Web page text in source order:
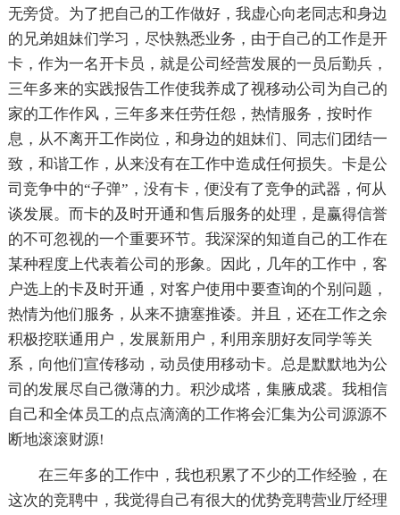
无旁贷。为了把自己的工作做好，我虚心向老同志和身边
的兄弟姐妹们学习，尽快熟悉业务，由于自己的工作是开
卡，作为一名开卡员，就是公司经营发展的一员后勤兵，
三年多来的实践报告工作使我养成了视移动公司为自己的
家的工作作风，三年多来任劳任怨，热情服务，按时作
息，从不离开工作岗位，和身边的姐妹们、同志们团结一
致，和谐工作，从来没有在工作中造成任何损失。卡是公
司竞争中的“子弹”，没有卡，便没有了竞争的武器，何从
谈发展。而卡的及时开通和售后服务的处理，是赢得信誉
的不可忽视的一个重要环节。我深深的知道自己的工作在
某种程度上代表着公司的形象。因此，几年的工作中，客
户选上的卡及时开通，对客户使用中要查询的个别问题，
热情为他们服务，从来不搪塞推诿。并且，还在工作之余
积极挖联通用户，发展新用户，利用亲朋好友同学等关
系，向他们宣传移动，动员使用移动卡。总是默默地为公
司的发展尽自己微薄的力。积沙成塔，集腋成裘。我相信
自己和全体员工的点点滴滴的工作将会汇集为公司源源不
断地滚滚财源!
在三年多的工作中，我也积累了不少的工作经验，在
这次的竞聘中，我觉得自己有很大的优势竞聘营业厅经理